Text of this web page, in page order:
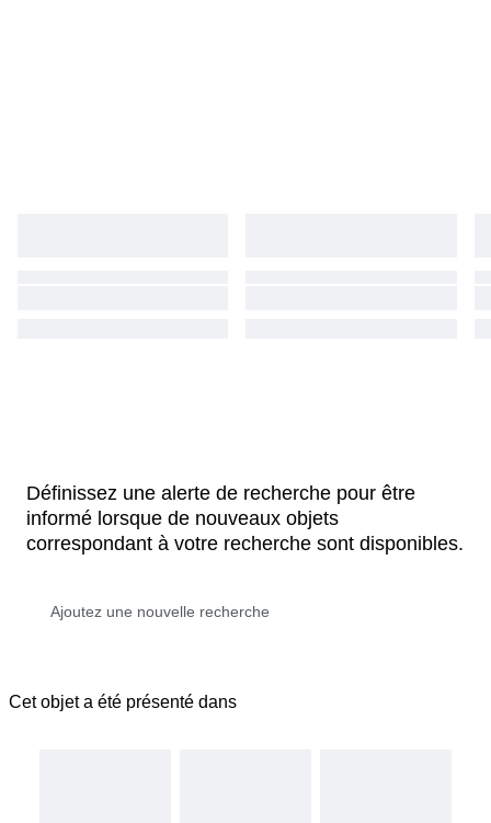
Définissez une alerte de recherche pour être
informé lorsque de nouveaux objets
correspondant à votre recherche sont disponibles.
Cet objet a été présenté dans